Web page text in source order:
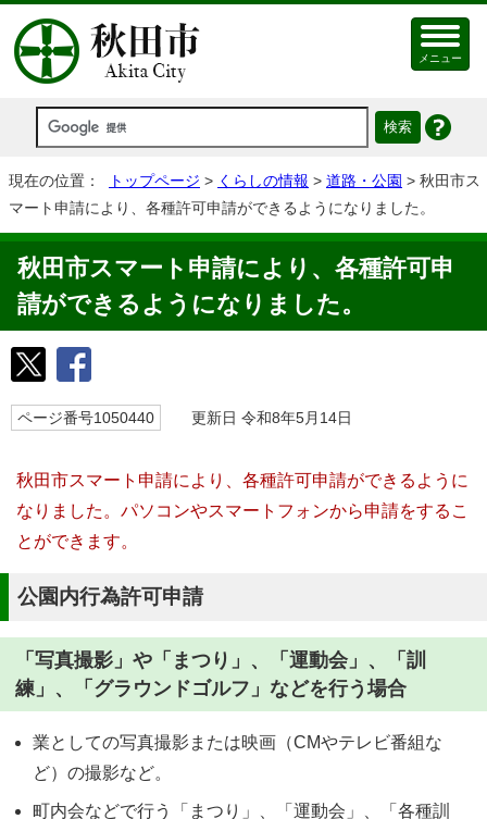
メニュー
現在の位置： トップページ > くらしの情報 > 道路・公園 > 秋田市ス
マート申請により、各種許可申請ができるようになりました。
秋田市スマート申請により、各種許可申
請ができるようになりました。
ページ番号1050440 更新日 令和8年5月14日
秋田市スマート申請により、各種許可申請ができるように
なりました。パソコンやスマートフォンから申請をするこ
とができます。
公園内行為許可申請
「写真撮影」や「まつり」、「運動会」、「訓
練」、「グラウンドゴルフ」などを行う場合
業としての写真撮影または映画（CMやテレビ番組な
ど）の撮影など。
町内会などで行う「まつり」、「運動会」、「各種訓